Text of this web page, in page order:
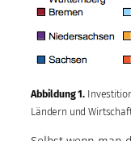
Abbildung 1.
Ländern und